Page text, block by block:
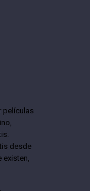
películas
desde